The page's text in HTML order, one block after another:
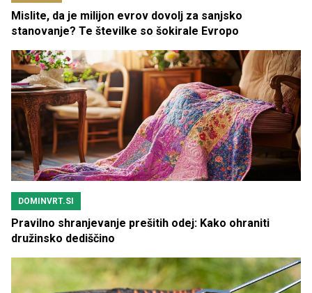
Mislite, da je milijon evrov dovolj za sanjsko
stanovanje? Te številke so šokirale Evropo
DOMINVRT.SI
Pravilno shranjevanje prešitih odej: Kako ohraniti
družinsko dediščino